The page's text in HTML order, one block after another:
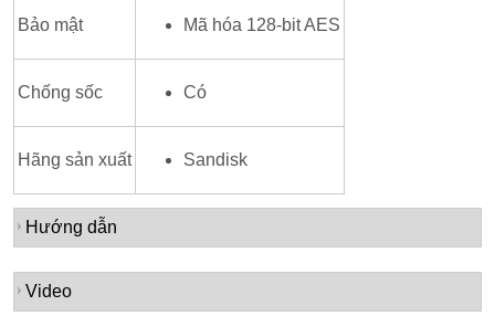
Bảo mật Mã hóa 128-bit AES
Chống sốc Có
Hãng sản xuất Sandisk
Hướng dẫn
Video